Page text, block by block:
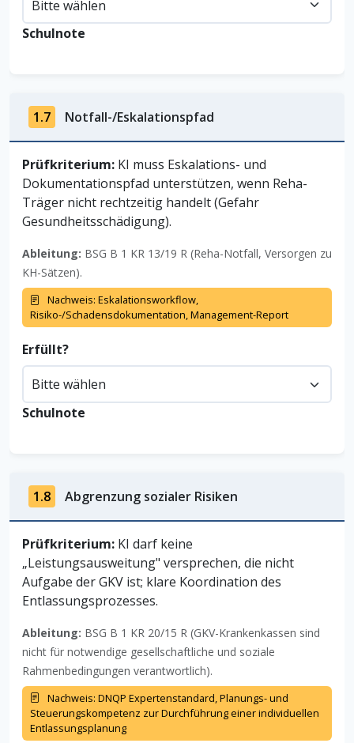
Schulnote
1.7 Notfall-/Eskalationspfad
Prüfkriterium: KI muss Eskalations- und
Dokumentationspfad unterstützen, wenn Reha-
Träger nicht rechtzeitig handelt (Gefahr
Gesundheitsschädigung).
Ableitung: BSG B 1 KR 13/19 R (Reha-Notfall, Versorgen zu
KH-Sätzen).
Nachweis: Eskalationsworkflow,
Risiko-/Schadensdokumentation, Management-Report
Erfüllt?
Schulnote
1.8 Abgrenzung sozialer Risiken
Prüfkriterium: KI darf keine
„Leistungsausweitung" versprechen, die nicht
Aufgabe der GKV ist; klare Koordination des
Entlassungsprozesses.
Ableitung: BSG B 1 KR 20/15 R (GKV-Krankenkassen sind
nicht für notwendige gesellschaftliche und soziale
Rahmenbedingungen verantwortlich).
Nachweis: DNQP Expertenstandard, Planungs- und
Steuerungskompetenz zur Durchführung einer individuellen
Entlassungsplanung